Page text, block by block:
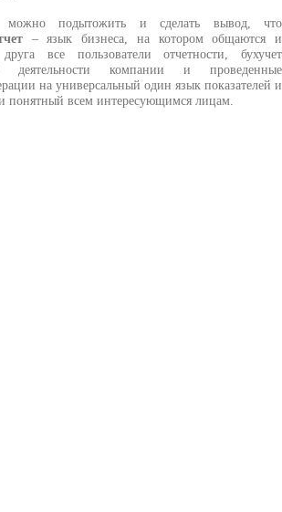
можно подытожить и сделать вывод, что
– язык бизнеса, на котором общаются и
все пользователи отчетности, бухучет
деятельности компании и проведенные
на универсальный один язык показателей и
понятный всем интересующимся лицам.